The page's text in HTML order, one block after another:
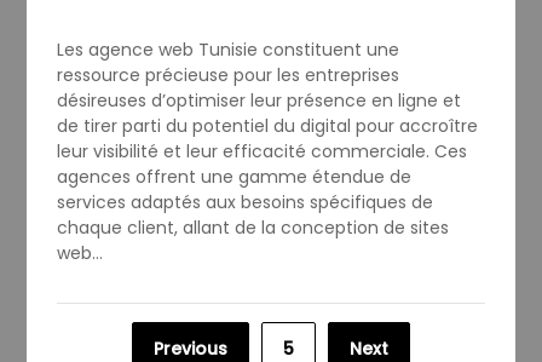
Les agence web Tunisie constituent une
ressource précieuse pour les entreprises
désireuses d’optimiser leur présence en ligne et
de tirer parti du potentiel du digital pour accroître
leur visibilité et leur efficacité commerciale. Ces
agences offrent une gamme étendue de
services adaptés aux besoins spécifiques de
chaque client, allant de la conception de sites
web…
PaginationPrevious 5 Next